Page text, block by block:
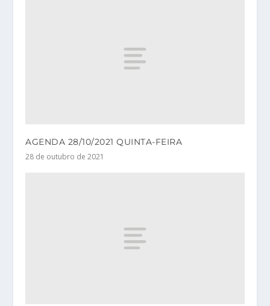
AGENDA 28/10/2021 QUINTA-FEIRA
28 de outubro de 2021